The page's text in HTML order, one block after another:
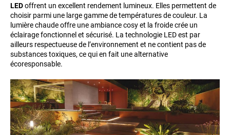
LEDoffrent un excellent rendement lumineux. Elles permettent de
choisir parmi une large gamme de températures de couleur. La
lumière chaude offre une ambiance cosy et la froide crée un
éclairage fonctionnel et sécurisé. La technologie LED est par
ailleurs respectueuse de l’environnement et ne contient pas de
substances toxiques, ce qui en fait une alternative
écoresponsable.